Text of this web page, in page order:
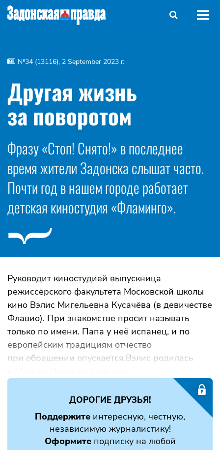
№34 (13116), 2 September 2023 г.
Другая жизнь
за поворотом
Фразу «Стоп! Снято!» в последнее
время жители Задонска слышат часто.
Почти год в нашем городе работает
детская киностудия «Фламинго».
Руководит киностудией выпускница
режиссёрского факультета Московской школы
кино Вэлис Мигельевна Кусачёва (в девичестве
Флавио). При знакомстве просит называть
только по имени. Папа у неё испанец, и по
европейским традициям отчество
при обращении опускается.Вэлис родилась
ДОРОГИЕ ДРУЗЬЯ!
Поддержите интересную, честную,
независимую журналистику!
Оформитеподписку на любой